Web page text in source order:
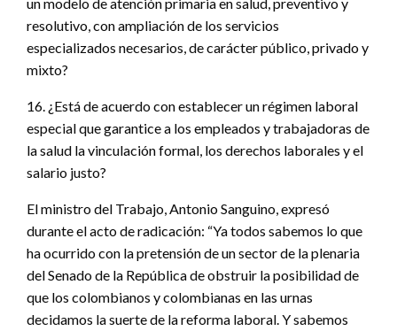
resolutivo, con ampliación de los servicios
especializados necesarios, de carácter público, privado y
mixto?
16. ¿Está de acuerdo con establecer un régimen laboral
especial que garantice a los empleados y trabajadoras de
la salud la vinculación formal, los derechos laborales y el
salario justo?
El ministro del Trabajo, Antonio Sanguino, expresó
durante el acto de radicación: “Ya todos sabemos lo que
ha ocurrido con la pretensión de un sector de la plenaria
del Senado de la República de obstruir la posibilidad de
que los colombianos y colombianas en las urnas
decidamos la suerte de la reforma laboral. Y sabemos